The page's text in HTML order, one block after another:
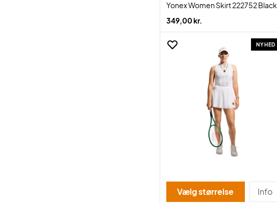
Yonex Women Skirt 222752 Black
349,00 kr.
NYHED
Vælg størrelse Info